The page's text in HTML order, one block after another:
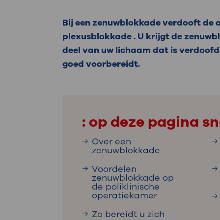
Uw
Werken
Contact
steeds verder uit, zodat u zelf
we u sneller helpen.
Direct naar MijnOLVG
Bij een zenuwblokkade verdooft de
plexusblokkade . U krijgt de
deel van uw lichaam dat is
goed voorbereidt.
: op deze pagina
Over een
zenuwblokkade
Voordelen
zenuwblokkade op
de poliklinische
operatiekamer
Zo bereidt u zich